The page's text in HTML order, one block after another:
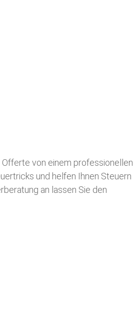
Offerte von einem professionellen
und helfen Ihnen Steuern
an lassen Sie den